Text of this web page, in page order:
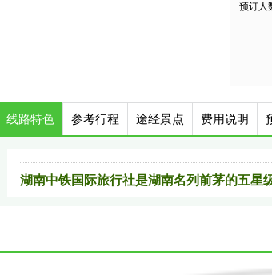
预订人
线路特色 参考行程 途经景点 费用说明
湖南中铁国际旅行社是湖南名列前茅的五星